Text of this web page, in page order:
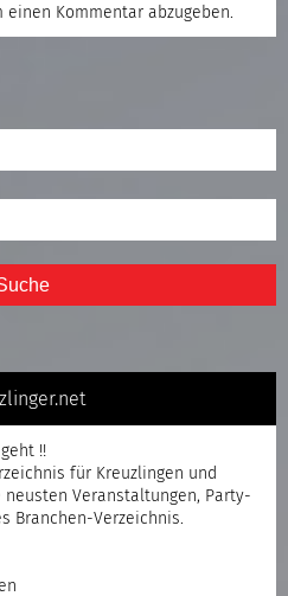
einen Kommentar abzugeben.
!!
für Kreuzlingen und
Veranstaltungen, Party-
Branchen-Verzeichnis.